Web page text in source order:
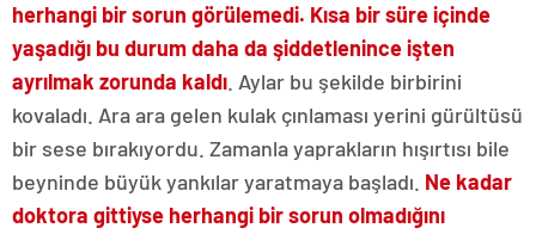
herhangi bir sorun görülemedi. Kısa bir süre içinde
yaşadığı bu durum daha da şiddetlenince işten
ayrılmak zorunda kaldı . Aylar bu şekilde birbirini
kovaladı. Ara ara gelen kulak çınlaması yerini gürültüsü
bir sese bırakıyordu. Zamanla yaprakların hışırtısı bile
beyninde büyük yankılar yaratmaya başladı. Ne kadar
doktora gittiyse herhangi bir sorun olmadığını